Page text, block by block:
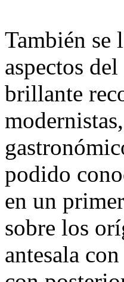
También se
aspectos
brillante
podido
en un
sobre los
antesala